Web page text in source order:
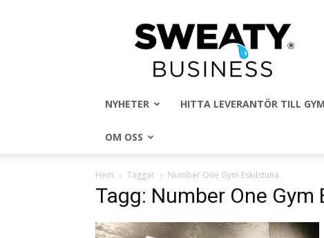
Sweaty
Business
NYHETER HITTA LEVERANTÖR TILL
OM OSS
Hem Taggar Number One Gym Eskilstuna
Tagg: Number One Gym